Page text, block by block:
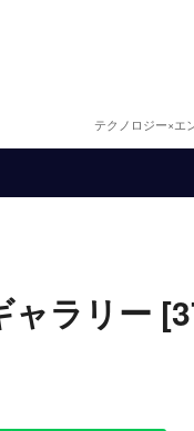
テクノロジー×エ
ラリー